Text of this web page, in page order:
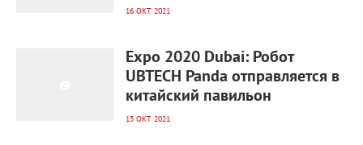
16 ОКТ 2021
Expo 2020 Dubai: Робот
UBTECH Panda отправляется в
китайский павильон
15 ОКТ 2021